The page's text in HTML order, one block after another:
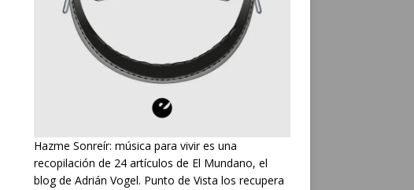
Hazme Sonreír: música para vivir es una
recopilación de 24 artículos de El Mundano, el
blog de Adrián Vogel. Punto de Vista los recupera